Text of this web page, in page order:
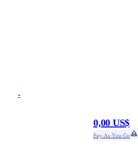
-
0,00 US$
Pay-As-You-Go